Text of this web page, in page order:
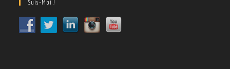
Suis-Moi !